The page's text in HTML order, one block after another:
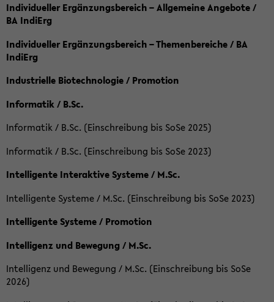
Individueller Ergänzungsbereich – Allgemeine Angebote /
BA IndiErg
Individueller Ergänzungsbereich – Themenbereiche / BA
IndiErg
Industrielle Biotechnologie / Promotion
Informatik / B.Sc.
Informatik / B.Sc. (Einschreibung bis SoSe 2025)
Informatik / B.Sc. (Einschreibung bis SoSe 2023)
Intelligente Interaktive Systeme / M.Sc.
Intelligente Systeme / M.Sc. (Einschreibung bis SoSe 2023)
Intelligente Systeme / Promotion
Intelligenz und Bewegung / M.Sc.
Intelligenz und Bewegung / M.Sc. (Einschreibung bis SoSe
2026)